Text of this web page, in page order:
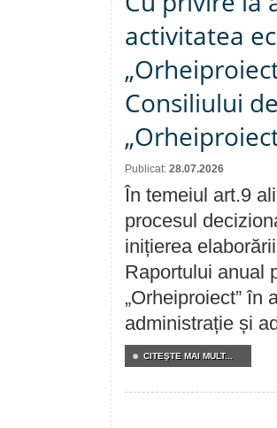
activitatea
Consiliului
Publicat: 28.07.2026
În temeiul art.9
procesul
inițierea
Raportului anual
„Orheiproiect” în
administrație și
CITEŞTE MAI MULT...